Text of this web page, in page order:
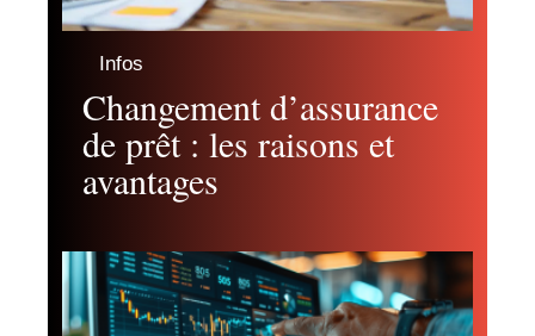
Infos
Changement d’assurance
de prêt : les raisons et
avantages